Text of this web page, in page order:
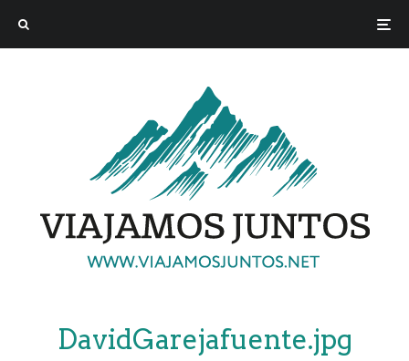
DavidGarejafuente.jpg